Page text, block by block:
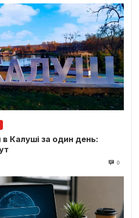
Калуші за один день:
0